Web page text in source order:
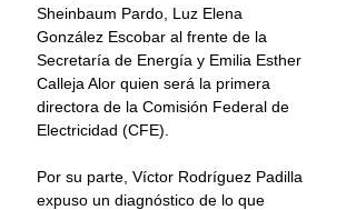
Sheinbaum Pardo, Luz Elena
González Escobar al frente de la
Secretaría de Energía y Emilia Esther
Calleja Alor quien será la primera
directora de la Comisión Federal de
Electricidad (CFE).
Por su parte, Víctor Rodríguez Padilla
expuso un diagnóstico de lo que